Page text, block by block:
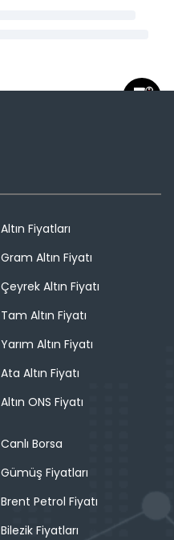
Altın Fiyatları
Gram Altın Fiyatı
Çeyrek Altın Fiyatı
Tam Altın Fiyatı
Yarım Altın Fiyatı
Ata Altın Fiyatı
Altın ONS Fiyatı
Canlı Borsa
Gümüş Fiyatları
Brent Petrol Fiyatı
Bilezik Fiyatları